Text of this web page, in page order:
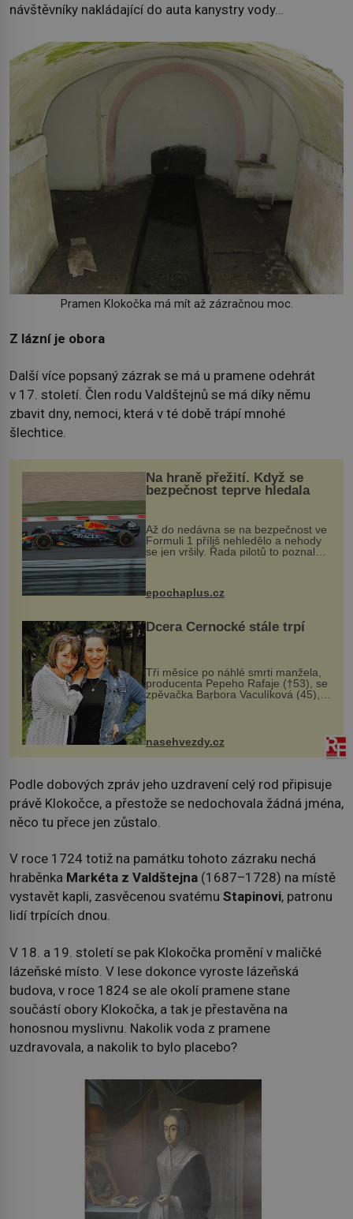
návštěvníky nakládající do auta kanystry vody…
Pramen Klokočka má mít až zázračnou moc.
Z lázní je obora
Další více popsaný zázrak se má u pramene odehrát
v 17. století. Člen rodu Valdštejnů se má díky němu
zbavit dny, nemoci, která v té době trápí mnohé
šlechtice.
Na hraně přežití. Když se
bezpečnost teprve hledala
Až do nedávna se na bezpečnost ve
Formuli 1 příliš nehledělo a nehody
se jen vršily. Řada pilotů to poznala
na vlastní kůži, často s trvalými
následky nebo bohužel i ztrátou
života. Dnes nepochopiteln...
epochaplus.cz
Dcera Černocké stále trpí
Tři měsíce po náhlé smrti manžela,
producenta Pepeho Rafaje (†53), se
zpěvačka Barbora Vaculíková (45),
dcera Petry Černocké (75), poprvé
ozvala veřejnosti. Na sociální síti
sdílela, že se snaží fung...
nasehvezdy.cz
Podle dobových zpráv jeho uzdravení celý rod připisuje
právě Klokočce, a přestože se nedochovala žádná jména,
něco tu přece jen zůstalo.
V roce 1724 totiž na památku tohoto zázraku nechá
hraběnka Markéta z Valdštejna (1687–1728) na místě
vystavět kapli, zasvěcenou svatému Stapinovi, patronu
lidí trpících dnou.
V 18. a 19. století se pak Klokočka promění v maličké
lázeňské místo. V lese dokonce vyroste lázeňská
budova, v roce 1824 se ale okolí pramene stane
součástí obory Klokočka, a tak je přestavěna na
honosnou myslivnu. Nakolik voda z pramene
uzdravovala, a nakolik to bylo placebo?